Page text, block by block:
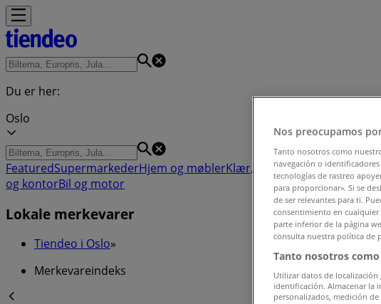
Du er her:
Oslo
FeaturedSupermarkederHjem og møblerKlær, sko og tilbehørSport
og kontorBil og motor
Lokale merkevarer
Tiendeo i Oslo»
Merkevareindeks
Nos preocupamos
Tanto nosotros como
navegación o
tecnologías de rastreo
para proporcionar». Si se
de ser relevantes para ti.
consentimiento en cualquier
parte inferior de la página
consulta nuestra política de
Tanto nosotros
Utilizar datos de localización
identificación. Almacenar la
personalizados, medición